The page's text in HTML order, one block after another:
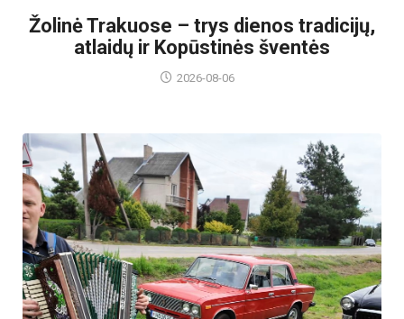
Žolinė Trakuose – trys dienos tradicijų,
atlaidų ir Kopūstinės šventės
2026-08-06